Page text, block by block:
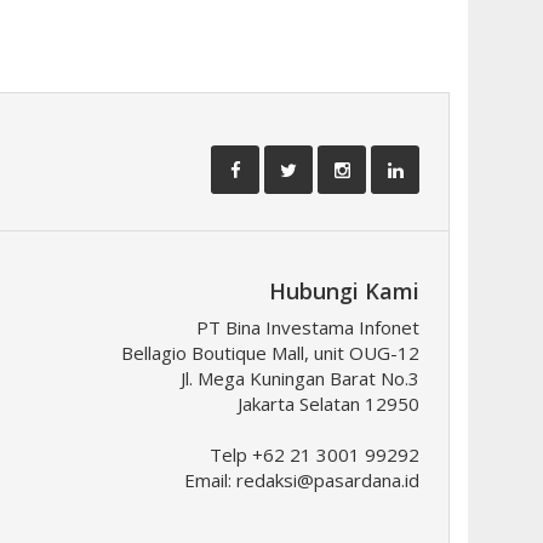
Hubungi Kami
PT Bina Investama Infonet
Bellagio Boutique Mall, unit OUG-12
Jl. Mega Kuningan Barat No.3
Jakarta Selatan 12950
Telp +62 21 3001 99292
Email: redaksi@pasardana.id